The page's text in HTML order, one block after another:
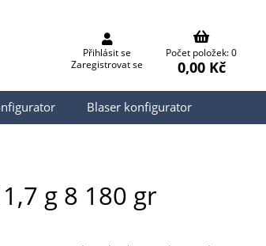
Přihlásit se
Zaregistrovat se
Počet položek: 0
0,00 Kč
Blaser konfigurator
g 8 180 gr